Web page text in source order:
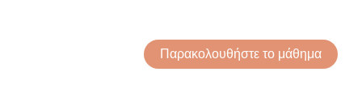
Παρακολουθήστε το μάθημα